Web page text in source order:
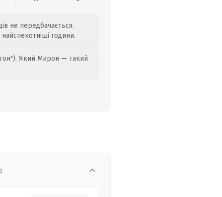
не передбачається.
години.
Який Мирон — такий